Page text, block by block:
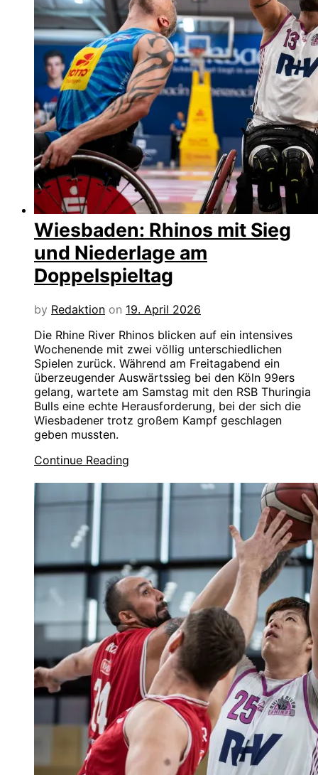
Wiesbaden: Rhinos mit Sieg
und Niederlage am
Doppelspieltag
by Redaktion on 19. April 2026
Die Rhine River Rhinos blicken auf ein intensives
Wochenende mit zwei völlig unterschiedlichen
Spielen zurück. Während am Freitagabend ein
überzeugender Auswärtssieg bei den Köln 99ers
gelang, wartete am Samstag mit den RSB Thuringia
Bulls eine echte Herausforderung, bei der sich die
Wiesbadener trotz großem Kampf geschlagen
geben mussten.
Continue Reading